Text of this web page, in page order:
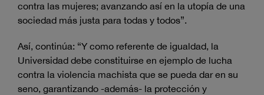
contra las mujeres; avanzando así en la utopía de una
sociedad más justa para todas y todos”.
Así, continúa: “Y como referente de igualdad, la
Universidad debe constituirse en ejemplo de lucha
contra la violencia machista que se pueda dar en su
seno, garantizando -además- la protección y